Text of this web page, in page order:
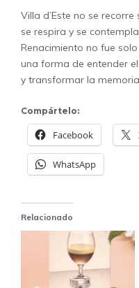
Villa d’Este no se
se respira y se
Renacimiento no fue
una forma de entender
y transformar la
Compártelo:
Facebook
WhatsApp
Relacionado